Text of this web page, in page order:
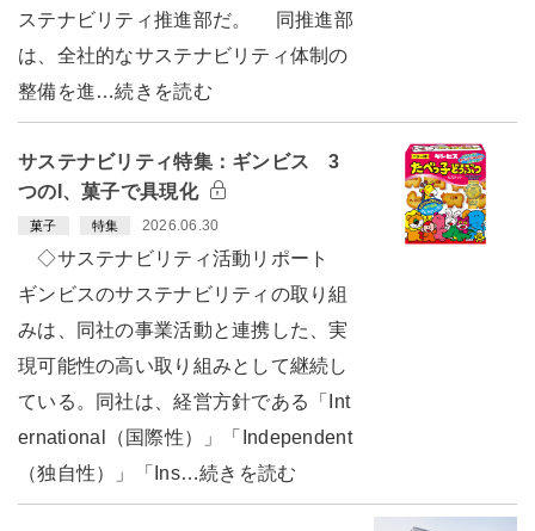
ステナビリティ推進部だ。 同推進部
は、全社的なサステナビリティ体制の
整備を進…続きを読む
サステナビリティ特集：ギンビス 3
つのI、菓子で具現化
菓子 特集 2026.06.30
◇サステナビリティ活動リポート
ギンビスのサステナビリティの取り組
みは、同社の事業活動と連携した、実
現可能性の高い取り組みとして継続し
ている。同社は、経営方針である「Int
ernational（国際性）」「Independent
（独自性）」「Ins…続きを読む